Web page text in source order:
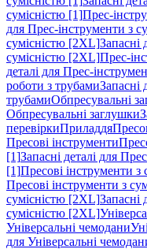
сумісністю [1]Прес-
для Прес-інструменти з
сумісністю [2XL]Запасні
сумісністю [2XL]Прес-
деталі для Прес-
роботи з трубамиЗапасні
трубамиОбпресувальні
Обпресувальні заглушки
перевіркиПриладдя
Пресові інструменти
[1]Запасні деталі для
[1]Пресові інструменти з
Пресові інструменти з
сумісністю [2XL]Запасні
сумісністю [2XL]
Універсальні чемодани
для Універсальні